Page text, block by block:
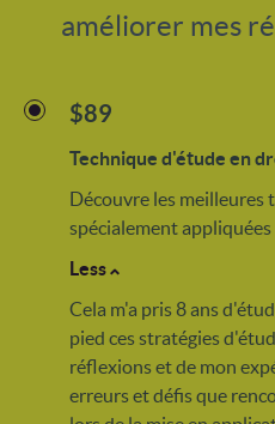
améliorer mes
$89
Technique d'étude en
Découvre les meilleures
spécialement
Less
Cela m'a pris 8 ans
pied ces stratégies
réflexions et de mon
erreurs et défis que